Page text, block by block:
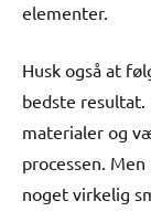
elementer.
Husk også at
bedste
materialer og
processen.
noget virkelig